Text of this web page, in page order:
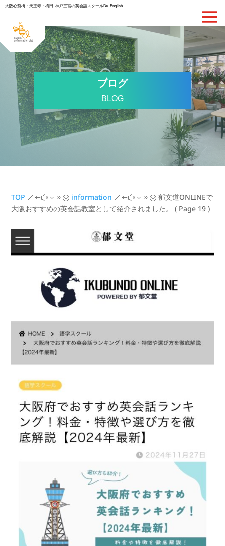
大阪心斎橋・天王寺・梅田_神戸三宮の英会話スクールBe..English
ブログ
BLOG
TOP &#x39; information &#x39; 郁文道ONLINEで
大阪おすすめの英会話教室として紹介されました。
( Page 19 )